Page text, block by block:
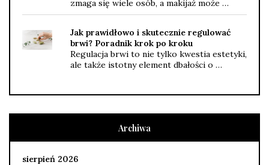
zmaga się wiele osób, a makijaż może …
Jak prawidłowo i skutecznie regulować
brwi? Poradnik krok po kroku
Regulacja brwi to nie tylko kwestia estetyki,
ale także istotny element dbałości o …
Archiwa
sierpień 2026